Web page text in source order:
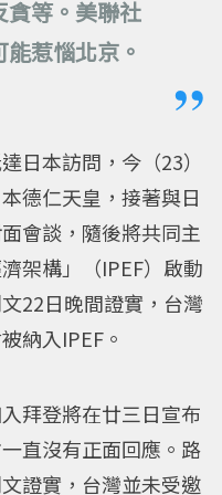
貪等。美聯社
惹惱北京。
日本訪問，今（23）
德仁天皇，接著與日
會談，隨後將共同主
架構」（IPEF）啟動
22日晚間證實，台灣
納入IPEF。
拜登將在廿三日宣布
直沒有正面回應。路
證實，台灣並未受邀